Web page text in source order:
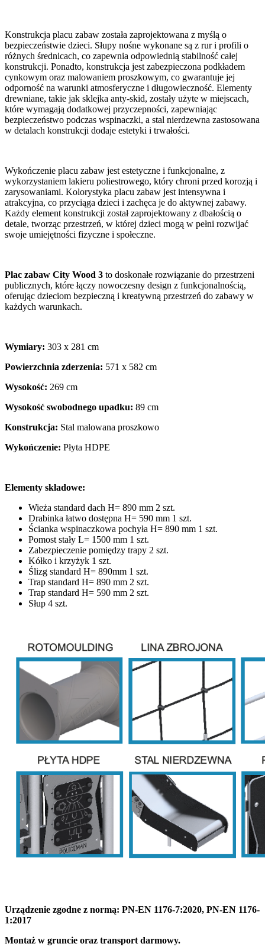
Konstrukcja placu zabaw została zaprojektowana z myślą o
bezpieczeństwie dzieci. Słupy nośne wykonane są z rur i profili o
różnych średnicach, co zapewnia odpowiednią stabilność całej
konstrukcji. Ponadto, konstrukcja jest zabezpieczona podkładem
cynkowym oraz malowaniem proszkowym, co gwarantuje jej
odporność na warunki atmosferyczne i długowieczność. Elementy
drewniane, takie jak sklejka anty-skid, zostały użyte w miejscach,
które wymagają dodatkowej przyczepności, zapewniając
bezpieczeństwo podczas wspinaczki, a stal nierdzewna zastosowana
w detalach konstrukcji dodaje estetyki i trwałości.
Wykończenie placu zabaw jest estetyczne i funkcjonalne, z
wykorzystaniem lakieru poliestrowego, który chroni przed korozją i
zarysowaniami. Kolorystyka placu zabaw jest intensywna i
atrakcyjna, co przyciąga dzieci i zachęca je do aktywnej zabawy.
Każdy element konstrukcji został zaprojektowany z dbałością o
detale, tworząc przestrzeń, w której dzieci mogą w pełni rozwijać
swoje umiejętności fizyczne i społeczne.
Plac zabaw City Wood 3 to doskonałe rozwiązanie do przestrzeni
publicznych, które łączy nowoczesny design z funkcjonalnością,
oferując dzieciom bezpieczną i kreatywną przestrzeń do zabawy w
każdych warunkach.
Wymiary: 303 x 281 cm
Powierzchnia zderzenia: 571 x 582 cm
Wysokość: 269 cm
Wysokość swobodnego upadku: 89 cm
Konstrukcja: Stal malowana proszkowo
Wykończenie: Płyta HDPE
Elementy składowe:
Wieża standard dach H= 890 mm 2 szt.
Drabinka łatwo dostępna H= 590 mm 1 szt.
Ścianka wspinaczkowa pochyła H= 890 mm 1 szt.
Pomost stały L= 1500 mm 1 szt.
Zabezpieczenie pomiędzy trapy 2 szt.
Kółko i krzyżyk 1 szt.
Ślizg standard H= 890mm 1 szt.
Trap standard H= 890 mm 2 szt.
Trap standard H= 590 mm 2 szt.
Słup 4 szt.
Urządzenie zgodne z normą: PN-EN 1176-7:2020, PN-EN 1176-
1:2017
Montaż w gruncie oraz transport darmowy.